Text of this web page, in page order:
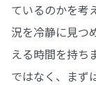
ているのかを考
況を冷静に見つ
える時間を持ち
ではなく、まず